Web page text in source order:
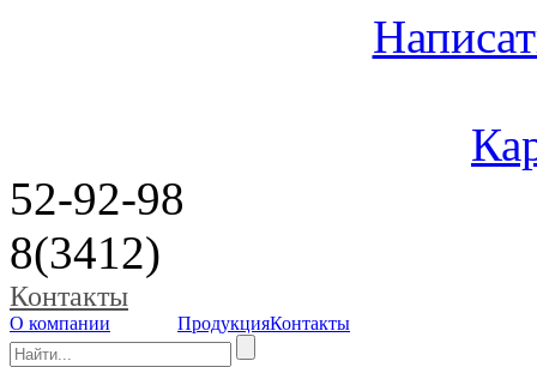
52-92-98
8(3412)
Контакты
О компании ПродукцияКонтакты